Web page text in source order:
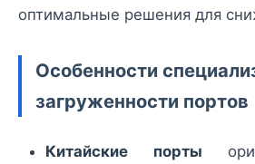
оптимальные решения для
Особенности
загруженности портов
Китайские порты